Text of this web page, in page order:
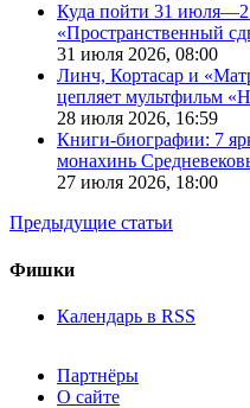
Куда пойти 31 июля—2
«Пространственный
31 июля 2026, 08:00
Линч, Кортасар и
цепляет мультфильм
28 июля 2026, 16:59
Книги-биографии: 7
монахинь
27 июля 2026, 18:00
Предыдущие статьи
Фишки
Календарь в RSS
Партнёры
О сайте